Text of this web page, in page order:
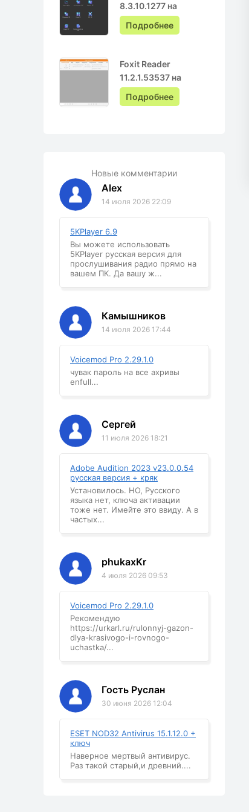
8.3.10.1277 на
Русском с ключом
Подробнее
Foxit Reader
11.2.1.53537 на
Русском
Подробнее
Новые комментарии
Alex
14 июля 2026 22:09
5KPlayer 6.9
Вы можете использовать
5KPlayer русская версия для
прослушивания радио прямо на
вашем ПК. Да вашу ж...
Камышников
14 июля 2026 17:44
Voicemod Pro 2.29.1.0
чувак пароль на все ахривы
enfull...
Сергей
11 июля 2026 18:21
Adobe Audition 2023 v23.0.0.54
русская версия + кряк
Установилось. НО, Русского
языка нет, ключа активации
тоже нет. Имейте это ввиду. А в
частых...
phukaxKr
4 июля 2026 09:53
Voicemod Pro 2.29.1.0
Рекомендую
https://urkarl.ru/rulonnyj-gazon-
dlya-krasivogo-i-rovnogo-
uchastka/...
Гость Руслан
30 июня 2026 12:04
ESET NOD32 Antivirus 15.1.12.0 +
ключ
Наверное мертвый антивирус.
Раз такой старый,и древний....